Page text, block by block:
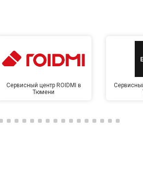
Сервисный центр ROIDMI в
Тюмени